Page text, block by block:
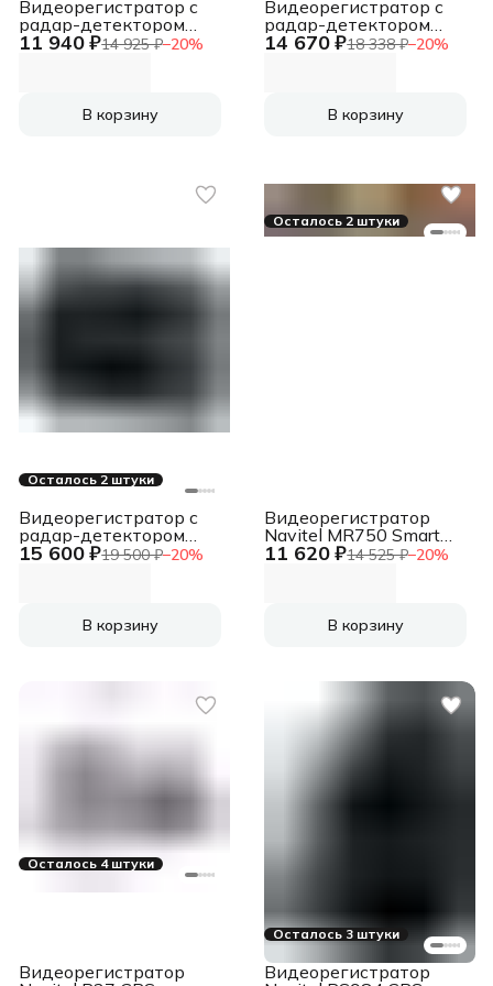
11 940 ₽14 925 ₽−20%
Видеорегистратор с
радар-детектором
Sho-Me Combo Mirror
В корзину
14 670 ₽18 338 ₽−20%
Видеорегистратор с
радар-детектором
Artway MD-110 GPS
В корзину
Осталось 2 штуки
15 600 ₽19 500 ₽−20%
Видеорегистратор с
радар-детектором
Artway Combo MD-215
В корзину
Осталось 2 штуки
11 620 ₽14 525 ₽−20%
Видеорегистратор
Navitel MR750 Smart
серый 2Mpix
В корзину
Осталось 4 штуки
Видеорегистратор
Осталось 3 штуки
Видеорегистратор